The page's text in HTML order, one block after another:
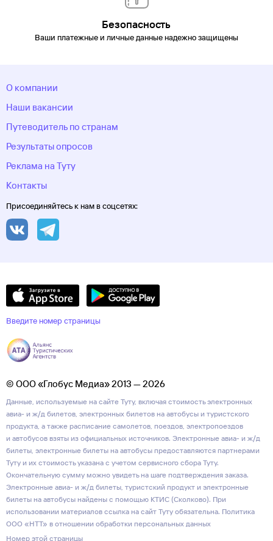
Безопасность
Ваши платежные и личные данные надежно защищены
О компании
Наши вакансии
Путеводитель по странам
Результаты опросов
Реклама на Туту
Контакты
Присоединяйтесь к нам в соцсетях:
Введите номер страницы
© ООО «Глобус Медиа» 2013 — 2026
Данные, используемые на сайте Туту, включая стоимость электронных
авиа- и ж/д билетов, электронных билетов на автобусы и туристского
продукта, а также расписание самолетов, поездов, электропоездов
и автобусов взяты из официальных источников. Электронные авиа- и ж/д
билеты, электронные билеты на автобусы предоставляются партнерами
Туту и их стоимость указана с учетом сервисного сбора Туту.
Окончательную сумму можно увидеть на шаге подтверждения заказа.
Электронные авиа- и ж/д билеты, туристский продукт и электронные
билеты на автобусы найдены с помощью КТИС (Сколково). При
использовании материалов ссылка на сайт Туту обязательна. Политика
ООО «НТТ» в отношении обработки персональных данных
Номер этой страницы